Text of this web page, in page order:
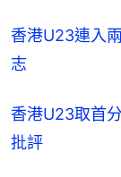
香港U23連入
志
香港U23取首
批評